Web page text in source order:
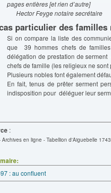
pages entières [et rien d’autre]
Hector Feyge notaire secrétaire
particulier des familles
Si on compare la liste des
que 39 hommes chefs de
délégation de prestation de
chefs de famille (les religieux ne sont
Plusieurs nobles font également
En fait, tenus de prêter serment
indisposition pour déléguer leur
:
Archives en ligne - Tabellion d'Aiguebelle
: au confluent